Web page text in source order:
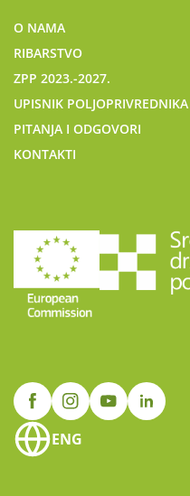
O NAMA
RIBARSTVO
ZPP 2023.-2027.
UPISNIK POLJOPRIVREDNIKA
PITANJA I ODGOVORI
KONTAKTI
ENG